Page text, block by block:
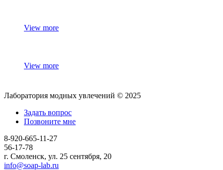
View more
View more
Лаборатория модных увлечений © 2025
Задать вопрос
Позвоните мне
8-920-665-11-27
56-17-78
г. Смоленск, ул. 25 сентября, 20
info@soap-lab.ru